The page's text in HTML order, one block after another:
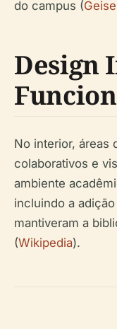
do campus (
Design
No interior, áreas
colaborativos e
ambiente
incluindo a
mantiveram a
(Wikipedia).